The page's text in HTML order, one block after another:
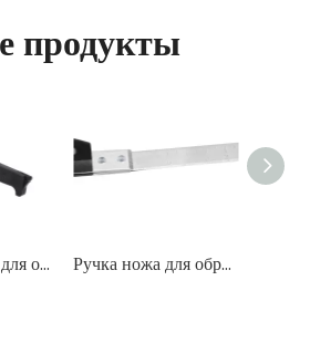
продукты
Ручка ножа для обрезки Рукоятка ножа для обрезки XW-DB-001